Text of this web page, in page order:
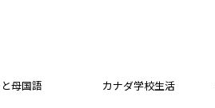
母国語 カナダ学校生活